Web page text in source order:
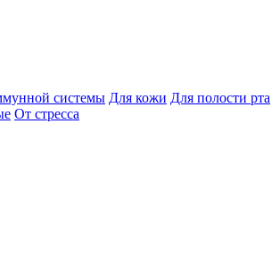
системы Для кожи Для полости рта
От стресса